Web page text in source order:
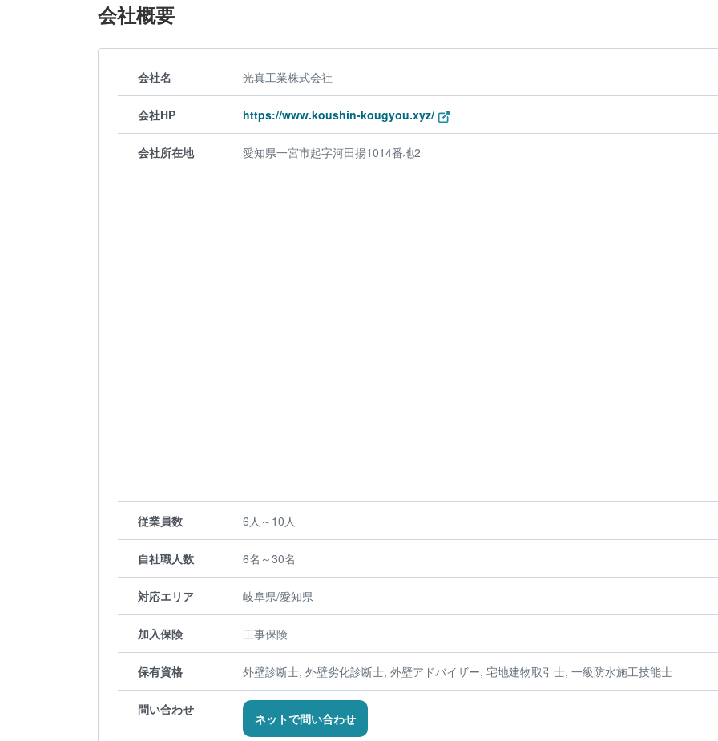
築年数：12年
会社概要
会社名 光真工業株式会社
会社HP https://www.koushin-kougyou.xyz/
会社所在地 愛知県一宮市起字河田揚1014番地2
従業員数 6人～10人
自社職人数 6名～30名
対応エリア 岐阜県/愛知県
加入保険 工事保険
保有資格 外壁診断士, 外壁劣化診断士, 外壁アドバイザー, 宅地建物取引士, 一級防水施工技能士
問い合わせ
ネットで問い合わせ